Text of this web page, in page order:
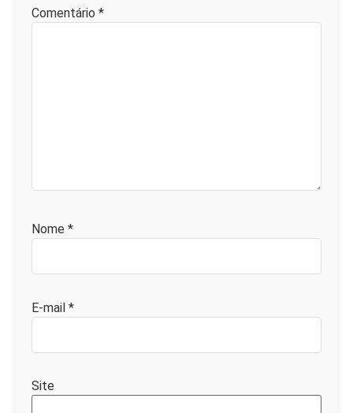
Comentário *
Nome *
E-mail *
Site